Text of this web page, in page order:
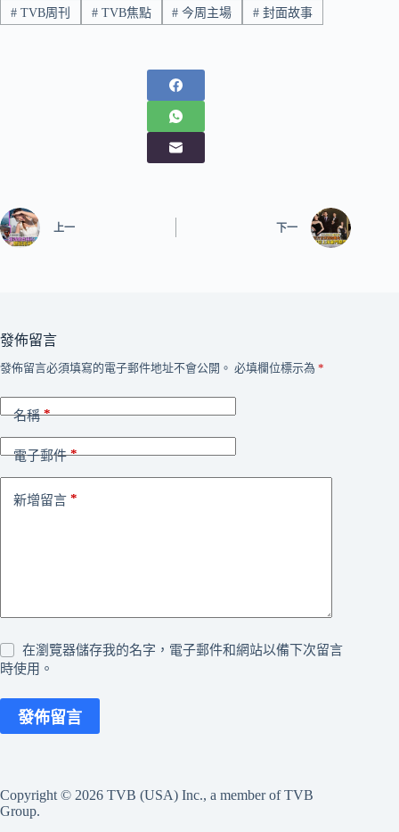
#TVB周刊 #TVB焦點 # 今周主場 # 封面故事
上一 下一
發佈留言
發佈留言必須填寫的電子郵件地址不會公開。 必填欄位標示為 *
名稱*
電子郵件*
新增留言 *
在瀏覽器儲存我的名字，電子郵件和網站以備下次留言
時使用。
發佈留言
Copyright © 2026 TVB (USA) Inc., a member of TVB
Group.